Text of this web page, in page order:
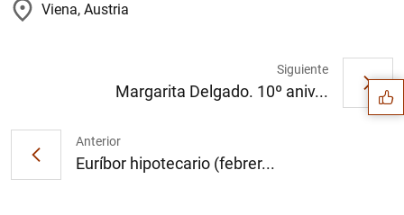
Viena, Austria
Anterior
Euríbor hipotecario (febrer...
Siguiente
Margarita Delgado. 10º aniv... Sugerencias